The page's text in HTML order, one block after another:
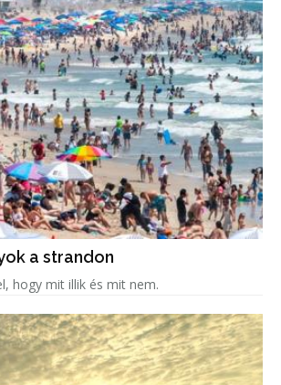
a strandon
hogy mit illik és mit nem.